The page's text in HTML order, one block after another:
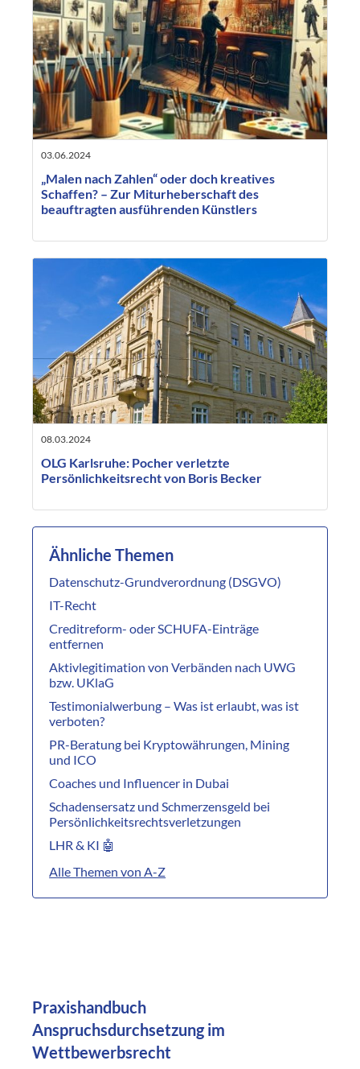
03.06.2024
„Malen nach Zahlen“ oder doch kreatives
Schaffen? – Zur Miturheberschaft des
beauftragten ausführenden Künstlers
08.03.2024
OLG Karlsruhe: Pocher verletzte
Persönlichkeitsrecht von Boris Becker
Ähnliche Themen
Datenschutz-Grundverordnung (DSGVO)
IT-Recht
Creditreform- oder SCHUFA-Einträge
entfernen
Aktivlegitimation von Verbänden nach UWG
bzw. UKlaG
Testimonialwerbung – Was ist erlaubt, was ist
verboten?
PR-Beratung bei Kryptowährungen, Mining
und ICO
Coaches und Influencer in Dubai
Schadensersatz und Schmerzensgeld bei
Persönlichkeitsrechtsverletzungen
LHR & KI 🤖
Alle Themen von A-Z
Praxishandbuch
Anspruchsdurchsetzung im
Wettbewerbsrecht